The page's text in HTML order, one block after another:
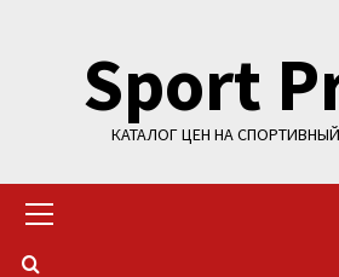
содержимомуSport
КАТАЛОГ ЦЕН НА
меню